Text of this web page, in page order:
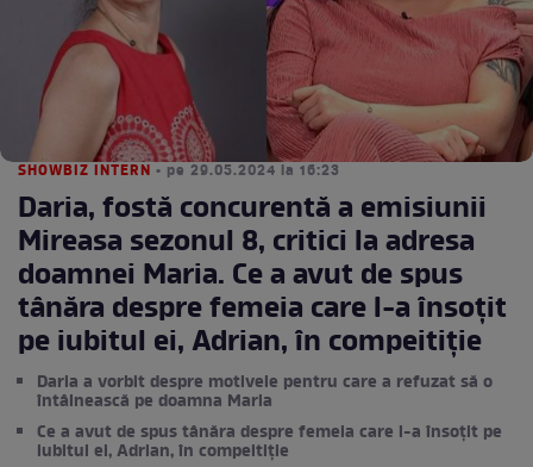
SHOWBIZ INTERN • pe 29.05.2024 la 16:23
Daria, fostă concurentă a emisiunii
Mireasa sezonul 8, critici la adresa
doamnei Maria. Ce a avut de spus
tânăra despre femeia care l-a însoțit
pe iubitul ei, Adrian, în compeitiție
Daria a vorbit despre motivele pentru care a refuzat să o
întâlnească pe doamna Maria
Ce a avut de spus tânăra despre femeia care l-a însoțit pe
iubitul ei, Adrian, în compeitiție